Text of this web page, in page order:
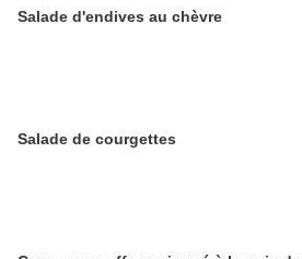
Salade d'endives au chèvre
Salade de courgettes